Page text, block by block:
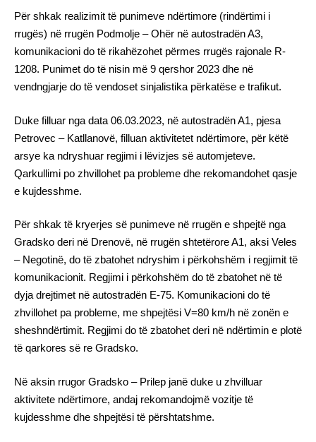
Për shkak realizimit të punimeve ndërtimore (rindërtimi i
rrugës) në rrugën Podmolje – Ohër në autostradën A3,
komunikacioni do të rikahëzohet përmes rrugës rajonale R-
1208. Punimet do të nisin më 9 qershor 2023 dhe në
vendngjarje do të vendoset sinjalistika përkatëse e trafikut.
Duke filluar nga data 06.03.2023, në autostradën A1, pjesa
Petrovec – Katllanovë, filluan aktivitetet ndërtimore, për këtë
arsye ka ndryshuar regjimi i lëvizjes së automjeteve.
Qarkullimi po zhvillohet pa probleme dhe rekomandohet qasje
e kujdesshme.
Për shkak të kryerjes së punimeve në rrugën e shpejtë nga
Gradsko deri në Drenovë, në rrugën shtetërore A1, aksi Veles
– Negotinë, do të zbatohet ndryshim i përkohshëm i regjimit të
komunikacionit. Regjimi i përkohshëm do të zbatohet në të
dyja drejtimet në autostradën E-75. Komunikacioni do të
zhvillohet pa probleme, me shpejtësi V=80 km/h në zonën e
sheshndërtimit. Regjimi do të zbatohet deri në ndërtimin e plotë
të qarkores së re Gradsko.
Në aksin rrugor Gradsko – Prilep janë duke u zhvilluar
aktivitete ndërtimore, andaj rekomandojmë vozitje të
kujdesshme dhe shpejtësi të përshtatshme.